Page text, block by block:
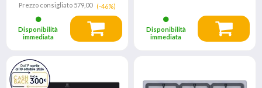
Prezzo consigliato579,00 (-46%)
Disponibilità
immediata
Disponibilità
immediata